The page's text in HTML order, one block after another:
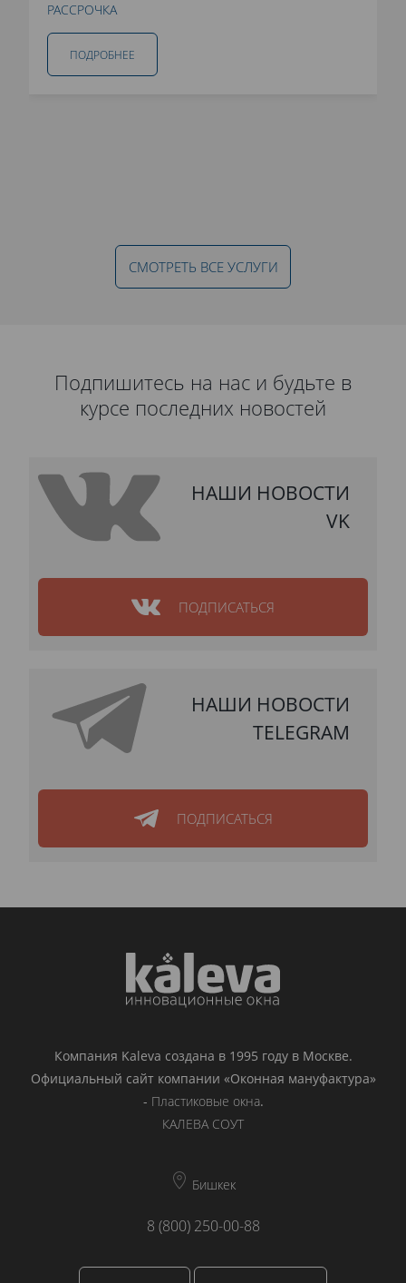
РАССРОЧКА
ПОДРОБНЕЕ
СМОТРЕТЬ ВСЕ УСЛУГИ
Подпишитесь на нас и будьте в
курсе последних новостей
НАШИ НОВОСТИ
VK
ПОДПИСАТЬСЯ
НАШИ НОВОСТИ
TELEGRAM
ПОДПИСАТЬСЯ
Компания Kaleva создана в 1995 году в Москве.
Официальный сайт компании «Оконная мануфактура»
- Пластиковые окна.
КАЛЕВА СОУТ
Бишкек
8 (800) 250-00-88